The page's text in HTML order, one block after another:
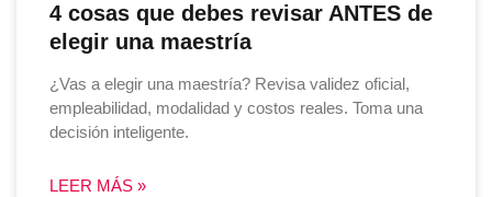
4 cosas que debes revisar ANTES de
elegir una maestría
¿Vas a elegir una maestría? Revisa validez oficial,
empleabilidad, modalidad y costos reales. Toma una
decisión inteligente.
LEER MÁS »